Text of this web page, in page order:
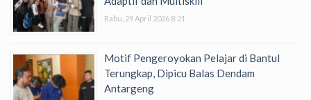
Rabu, 29 April 2026 8:21
Motif Pengeroyokan Pelajar di Bantul
Terungkap, Dipicu Balas Dendam
Antargeng